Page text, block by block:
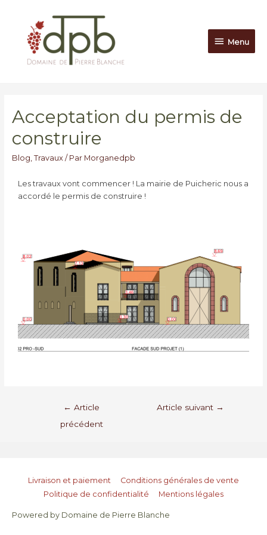
Menu
Acceptation du permis de
construire
Blog Travaux/ Par Morganedpb
Les travaux vont commencer ! La mairie de Puicheric nous a
accordé le permis de construire !
← Article
précédent
Article suivant →
Livraison et paiement
Conditions générales de vente
Politique de confidentialité
Mentions légales
Powered by Domaine de Pierre Blanche